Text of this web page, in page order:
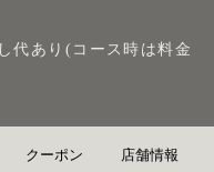
代あり(コース時は料金
クーポン 店舗情報